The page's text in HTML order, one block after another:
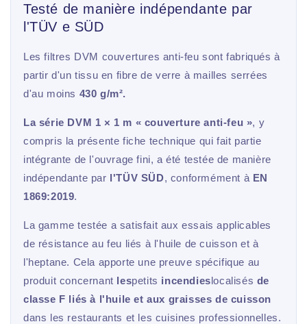
Testé de manière indépendante par
l'TÜV e SÜD
Les filtres DVM couvertures anti-feu sont fabriqués à
partir d'un tissu en fibre de verre à mailles serrées
d'au moins 430 g/m².
La série DVM 1 × 1 m « couverture anti-feu », y
compris la présente fiche technique qui fait partie
intégrante de l'ouvrage fini, a été testée de manière
indépendante par l'TÜV SÜD, conformément à EN
1869:2019.
La gamme testée a satisfait aux essais applicables
de résistance au feu liés à l'huile de cuisson et à
l'heptane. Cela apporte une preuve spécifique au
produit concernant lespetits incendieslocalisés de
classe F liés à l'huile et aux graisses de cuisson
dans les restaurants et les cuisines professionnelles.